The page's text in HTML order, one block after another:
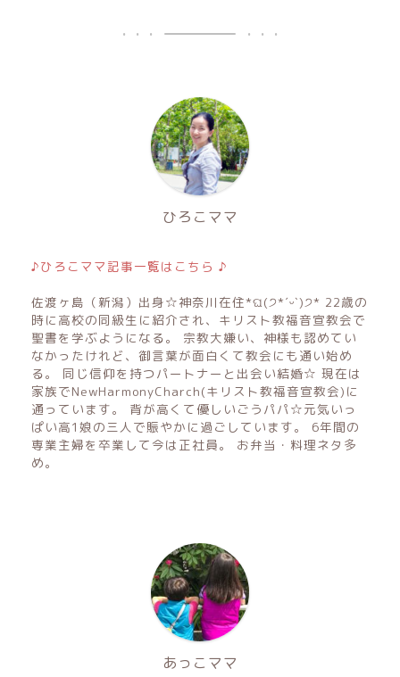
ひろこママ
♪ひろこママ記事一覧はこちら ♪
佐渡ヶ島（新潟）出身☆神奈川在住*ଘ(੭*ˊᵕˋ)੭* 22歳の
時に高校の同級生に紹介され、キリスト教福音宣教会で
聖書を学ぶようになる。 宗教大嫌い、神様も認めてい
なかったけれど、御言葉が面白くて教会にも通い始め
る。 同じ信仰を持つパートナーと出会い結婚☆ 現在は
家族でNewHarmonyCharch(キリスト教福音宣教会)に
通っています。 背が高くて優しいごうパパ☆元気いっ
ぱい高1娘の三人で賑やかに過ごしています。 6年間の
専業主婦を卒業して今は正社員。 お弁当・料理ネタ多
め。
あっこママ